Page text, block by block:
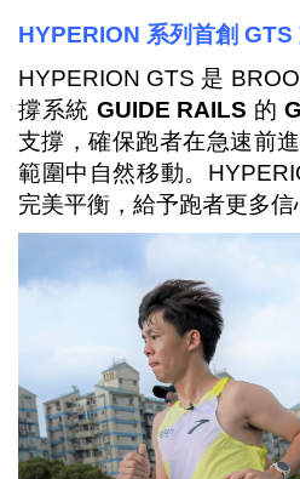
HYPERION 系列首創
HYPERION GTS 是
撐系統 GUIDE RAILS 的
支撐，確保跑者在急速前
範圍中自然移動。
完美平衡，給予跑者更多